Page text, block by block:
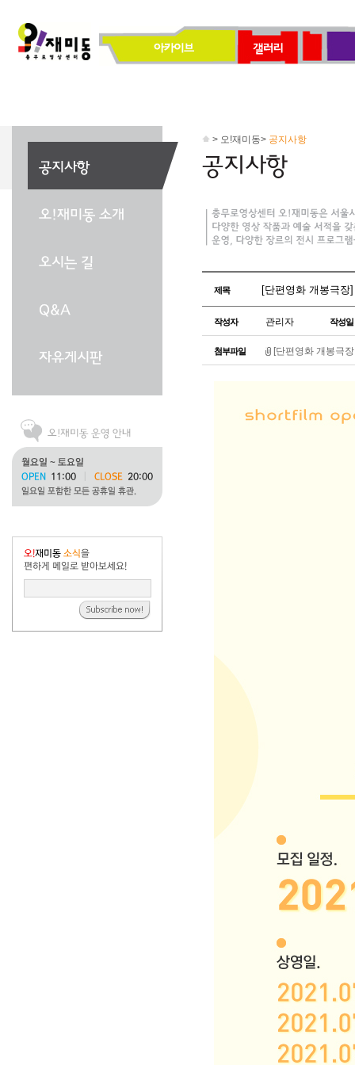
> 오!재미동> 공지사항
제목 [단편영화 개봉극
작성자 관리자 작성일
첨부파일 [단편영화 개봉극